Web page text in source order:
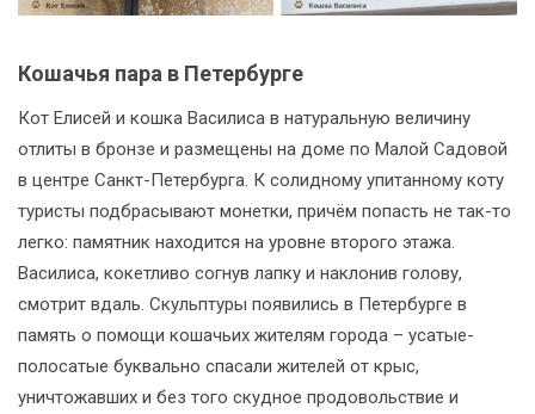
Кошачья пара в Петербурге
Кот Елисей и кошка Василиса в натуральную величину
отлиты в бронзе и размещены на доме по Малой Садовой
в центре Санкт-Петербурга. К солидному упитанному коту
туристы подбрасывают монетки, причём попасть не так-то
легко: памятник находится на уровне второго этажа.
Василиса, кокетливо согнув лапку и наклонив голову,
смотрит вдаль. Скульптуры появились в Петербурге в
память о помощи кошачьих жителям города – усатые-
полосатые буквально спасали жителей от крыс,
уничтожавших и без того скудное продовольствие и